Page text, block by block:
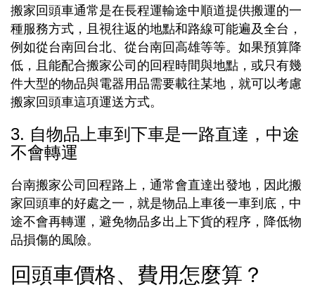
搬家回頭車通常是在長程運輸途中順道提供搬運的一
種服務方式，且視往返的地點和路線可能遍及全台，
例如從台南回台北、從台南回高雄等等。如果預算降
低，且能配合搬家公司的回程時間與地點，或只有幾
件大型的物品與電器用品需要載往某地，就可以考慮
搬家回頭車這項運送方式。
3. 自物品上車到下車是一路直達，中途
不會轉運
台南搬家公司回程路上，通常會直達出發地，因此搬
家回頭車的好處之一，就是物品上車後一車到底，中
途不會再轉運，避免物品多出上下貨的程序，降低物
品損傷的風險。
回頭車價格、費用怎麼算？